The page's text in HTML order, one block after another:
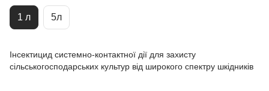
1 л 5л
Інсектицид системно-контактної дії для захисту
сільськогосподарських культур від широкого спектру шкідників